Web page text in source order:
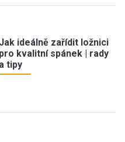
Jak ideálně zařídit ložnici
pro kvalitní spánek | rady
a tipy